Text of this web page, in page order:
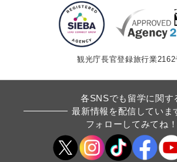
観光庁長官登録旅行業2162
各SNSでも留学に関す
最新情報を配信していま
フォローしてみてね！